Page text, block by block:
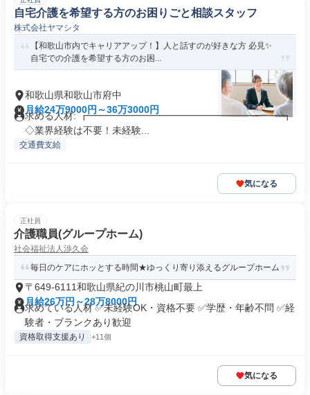
自宅介護を希望する方のお困りごと相談スタッフ
株式会社ヤマシタ
【和歌山市内でキャリアアップ！】人と話すのが好きな方 必見✨
自宅での介護を希望する方のお困...
和歌山県和歌山市府中
月給24万9000円～36万3000円
求める人材: ┏━━━━━━━━━━━━━━━━━━━━┓
◇業界経験は不要！未経験...
交通費支給
気になる
正社員
介護職員(グループホーム)
社会福祉法人渉久会
毎日のケアにホッとする時間★ゆっくり寄り添えるグループホーム
〒649-6111和歌山県紀の川市桃山町最上
月給26万円～28万8000円
求めている人材 ✅未経験OK・資格不要 ✅学歴・年齢不問 ✅経
験者・ブランクあり歓迎
資格取得支援あり +11個
気になる